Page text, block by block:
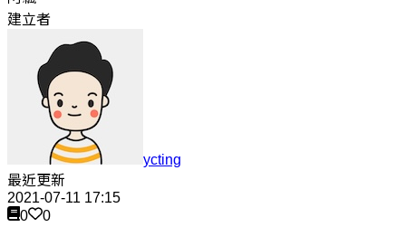
建立者
ycting
最近更新
2021-07-11 17:15
0
0